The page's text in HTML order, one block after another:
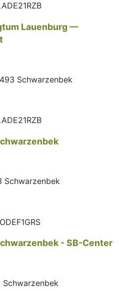
Lauenburg —
Schwarzenbek
Schwarzenbek
- SB-Center
Schwarzenbek